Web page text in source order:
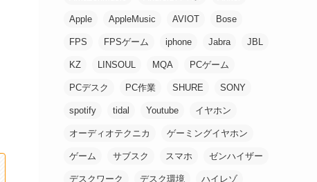
Apple AppleMusic AVIOT Bose
FPS FPSゲーム iphone Jabra JBL
KZ LINSOUL MQA PCゲーム
PCデスク PC作業 SHURE SONY
spotify tidal Youtube イヤホン
オーディオテクニカ ゲーミングイヤホン
ゲーム サブスク スマホ ゼンハイザー
デスクワーク デスク環境 ハイレゾ